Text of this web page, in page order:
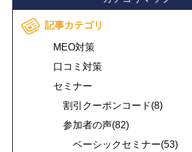
記事カテゴリ
MEO対策
口コミ対策
セミナー
割引クーポンコード(8)
参加者の声(82)
ベーシックセミナー(53)